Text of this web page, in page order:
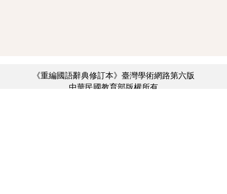
《重編國語辭典修訂本》臺灣學術網路第六版
中華民國教育部版權所有